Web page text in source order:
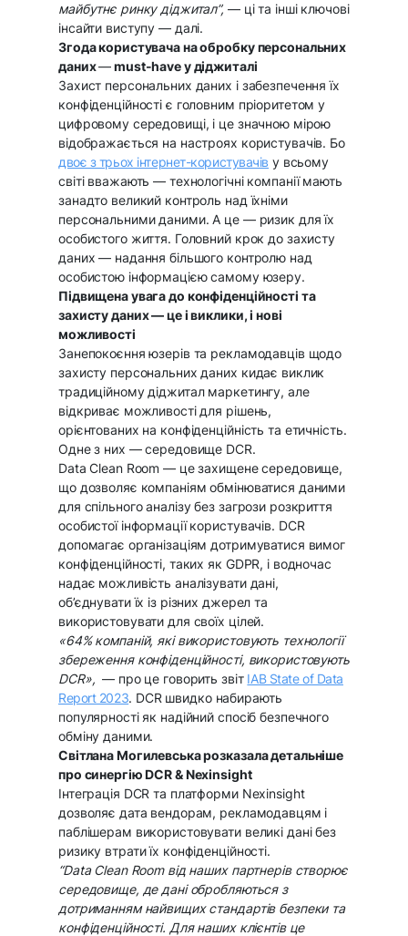
майбутнє ринку діджитал”, — ці та інші ключові
інсайти виступу — далі.
Згода користувача на обробку персональних
даних—must-have у діджиталі
Захист персональних даних і забезпечення їх
конфіденційності є головним пріоритетом у
цифровому середовищі, і це значною мірою
відображається на настроях користувачів. Бо
двоє з трьох інтернет-користувачів у всьому
світі вважають — технологічні компанії мають
занадто великий контроль над їхніми
персональними даними. А це — ризик для їх
особистого життя. Головний крок до захисту
даних — надання більшого контролю над
особистою інформацією самому юзеру.
Підвищена увага до конфіденційності та
захисту даних — це і виклики, і нові
можливості
Занепокоєння юзерів та рекламодавців щодо
захисту персональних даних кидає виклик
традиційному діджитал маркетингу, але
відкриває можливості для рішень,
орієнтованих на конфіденційність та етичність.
Одне з них — середовище DCR.
Data Clean Room — це захищене середовище,
що дозволяє компаніям обмінюватися даними
для спільного аналізу без загрози розкриття
особистої інформації користувачів. DCR
допомагає організаціям дотримуватися вимог
конфіденційності, таких як GDPR, і водночас
надає можливість аналізувати дані,
об’єднувати їх із різних джерел та
використовувати для своїх цілей.
«64% компаній, які використовують технології
збереження конфіденційності, використовують
DCR», — про це говорить звіт IAB State of Data
Report 2023. DCR швидко набирають
популярності як надійний спосіб безпечного
обміну даними.
Світлана Могилевська розказала детальніше
про синергію DCR & Nexinsight
Інтеграція DCR та платформи Nexinsight
дозволяє дата вендорам, рекламодавцям і
паблішерам використовувати великі дані без
ризику втрати їх конфіденційності.
“Data Clean Room від наших партнерів створює
середовище, де дані обробляються з
дотриманням найвищих стандартів безпеки та
конфіденційності. Для наших клієнтів це